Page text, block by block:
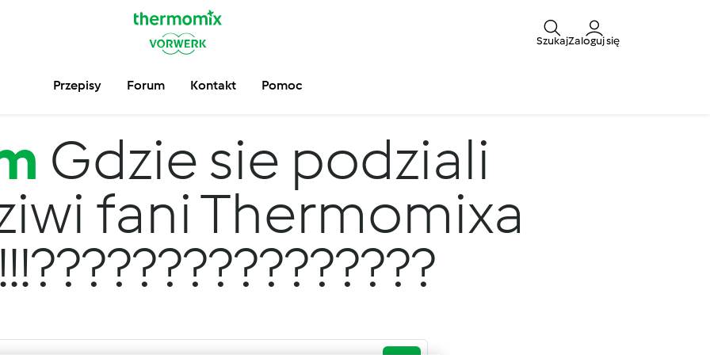
SzukajZaloguj się
Przepisy Forum Kontakt Pomoc
Gdzie sie podziali
fani Thermomixa